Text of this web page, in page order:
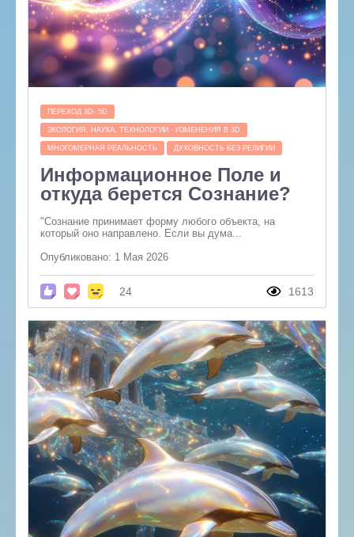
ПЕРЕХОД 3D- 5D
ЭКОЛОГИЯ, НАУКА, ТЕХНОЛОГИИ - ИЗМЕНЕНИЯ В 3D
МНОГОМЕРНАЯ РЕАЛЬНОСТЬ ДУХОВНОСТЬ БЕЗ РЕЛИГИИ
Информационное Поле и
откуда берется Сознание?
"Сознание принимает форму любого объекта, на
который оно направлено. Если вы дума...
Опубликовано: 1 Мая 2026
24 1613